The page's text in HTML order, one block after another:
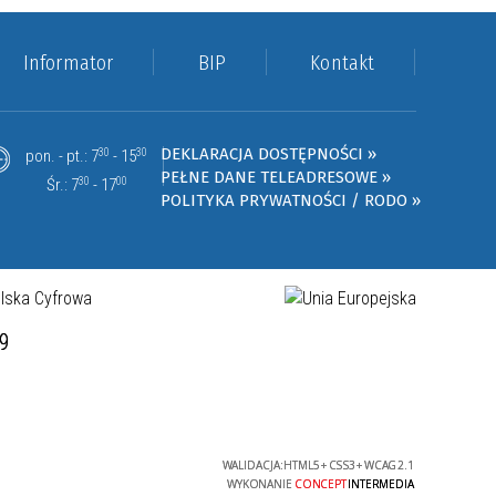
Informator BIP Kontakt
pon. - pt.: 730 - 1530
Śr.: 730 - 1700
DEKLARACJA DOSTĘPNOŚCI »
PEŁNE DANE TELEADRESOWE »
POLITYKA PRYWATNOŚCI / RODO »
WALIDACJA:HTML5+ CSS3+WCAG 2.1
WYKONANIE CONCEPTINTERMEDIA